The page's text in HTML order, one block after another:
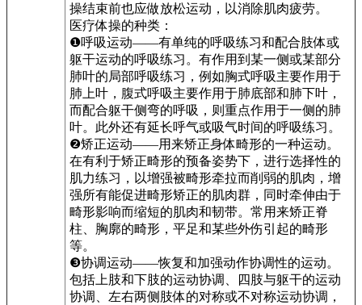
操结束前也应做放松运动，以消除肌肉疲劳。
医疗体操的种类：
❶呼吸运动——有单纯的呼吸练习和配合肢体或
躯干运动的呼吸练习。有作用到某一侧或某部分
肺叶的局部呼吸练习，例如胸式呼吸主要作用于
肺上叶，腹式呼吸主要作用于肺底部和肺下叶，
而配合躯干侧弯的呼吸，则重点作用于一侧的肺
叶。此外还有延长呼气或吸气时间的呼吸练习。
❷矫正运动——用来矫正身体畸形的一种运动。
在有利于矫正畸形的预备姿势下，进行选择性的
肌力练习，以增强被畸形牵拉而削弱的肌肉，增
强所有能促进畸形矫正的肌肉群，同时牵伸由于
畸形影响而缩短的肌肉和韧带。常用来矫正脊
柱、胸廓的畸形，平足和某些外伤引起的畸形
等。
❸协调运动——恢复和加强动作协调性的运动。
包括上肢和下肢的运动协调、四肢与躯干的运动
协调、左右两侧肢体的对称或不对称运动协调，